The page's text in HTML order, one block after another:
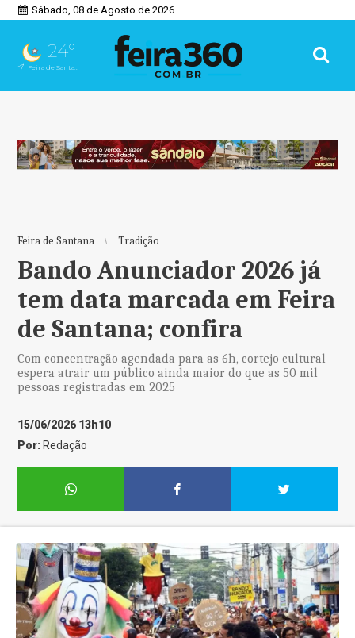
Sábado, 08 de Agosto de 2026
24°
Feira de Santana, BA
Feira de Santana Tradição
Bando Anunciador 2026 já
tem data marcada em Feira
de Santana; confira
Com concentração agendada para as 6h, cortejo cultural
espera atrair um público ainda maior do que as 50 mil
pessoas registradas em 2025
15/06/2026 13h10
Por: Redação